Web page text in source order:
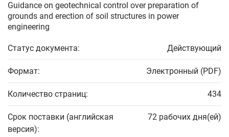
Guidance on geotechnical control over preparation of
grounds and erection of soil structures in power
engineering
Статус документа: Действующий
Формат: Электронный (PDF)
Количество страниц: 434
Срок поставки (английская
версия):
72 рабочих дня(ей)